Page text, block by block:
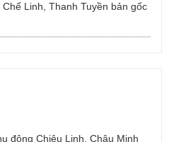
Linh, Thanh Tuyền bản gốc
đông Chiêu Linh, Châu Minh